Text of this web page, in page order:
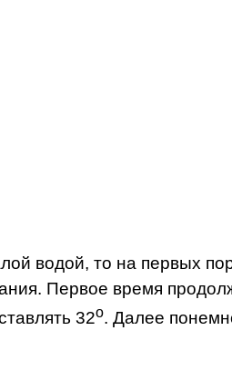
водой, то на первых
Первое время
32о. Далее